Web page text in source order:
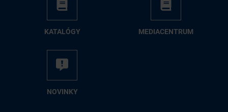
KA­TA­LÓ­GY ME­DIA­CEN­TRUM
NO­VIN­KY